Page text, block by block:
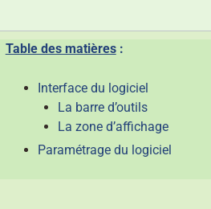
Table des matières:
Interface du logiciel
La barre d’outils
La zone d’affichage
Paramétrage du logiciel